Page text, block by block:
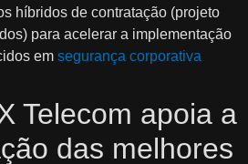
híbridos de contratação (projeto
para acelerar a implementação
em segurança corporativa
Telecom apoia a
das melhores